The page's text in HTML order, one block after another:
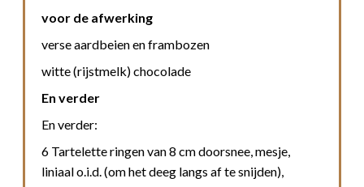
voor de afwerking
verse aardbeien en frambozen
witte (rijstmelk) chocolade
En verder
En verder:
6 Tartelette ringen van 8 cm doorsnee, mesje,
liniaal o.i.d. (om het deeg langs af te snijden),